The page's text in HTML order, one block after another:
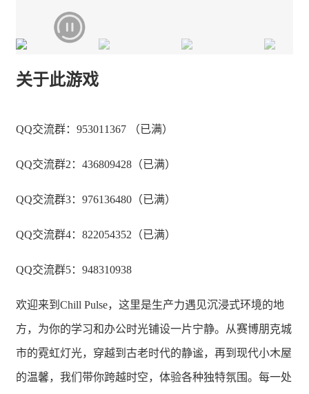
关于此游戏
QQ交流群：953011367 （已满）
QQ交流群2：436809428（已满）
QQ交流群3：976136480（已满）
QQ交流群4：822054352（已满）
QQ交流群5：948310938
欢迎来到Chill Pulse，这里是生产力遇见沉浸式环境的地
方，为你的学习和办公时光铺设一片宁静。从赛博朋克城
市的霓虹灯光，穿越到古老时代的静谧，再到现代小木屋
的温馨，我们带你跨越时空，体验各种独特氛围。每一处